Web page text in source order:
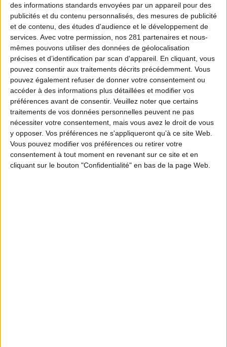
des informations standards envoyées par un appareil pour des
publicités et du contenu personnalisés, des mesures de publicité
et de contenu, des études d'audience et le développement de
services. Avec votre permission, nos 281 partenaires et nous-
mêmes pouvons utiliser des données de géolocalisation
précises et d’identification par scan d'appareil. En cliquant, vous
pouvez consentir aux traitements décrits précédemment. Vous
pouvez également refuser de donner votre consentement ou
accéder à des informations plus détaillées et modifier vos
préférences avant de consentir. Veuillez noter que certains
traitements de vos données personnelles peuvent ne pas
nécessiter votre consentement, mais vous avez le droit de vous
y opposer. Vos préférences ne s'appliqueront qu’à ce site Web.
Vous pouvez modifier vos préférences ou retirer votre
consentement à tout moment en revenant sur ce site et en
cliquant sur le bouton "Confidentialité" en bas de la page Web.